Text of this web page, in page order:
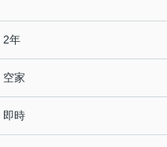
2年
空家
即時